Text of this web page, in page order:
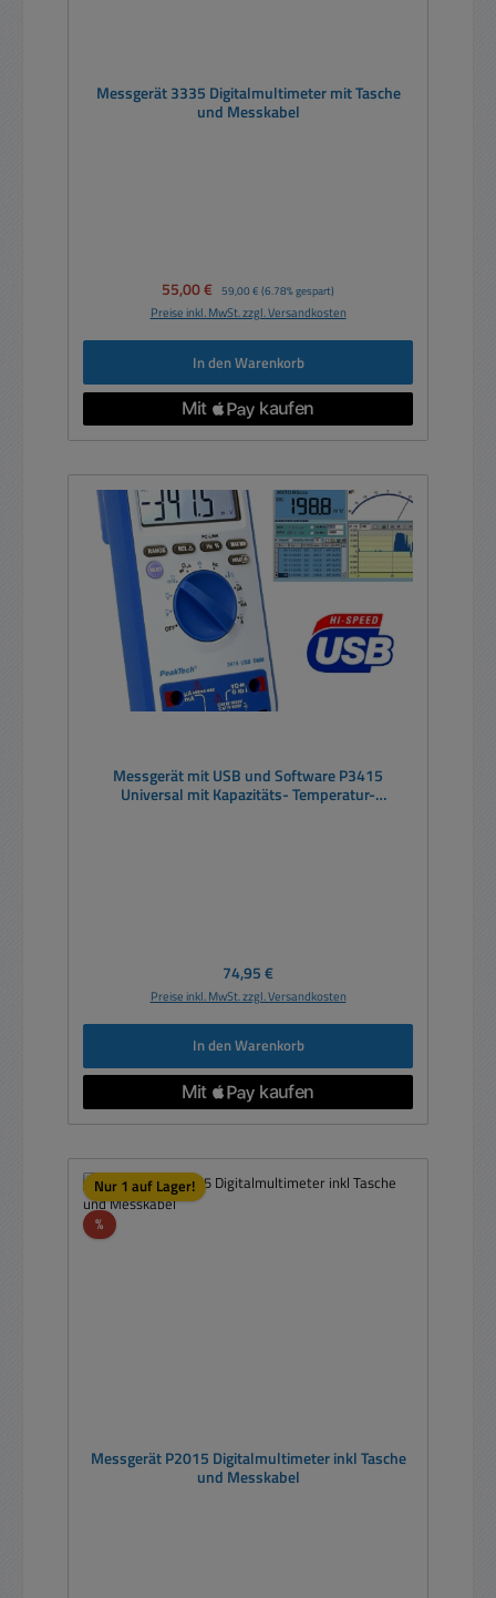
Messgerät 3335 Digitalmultimeter mit Tasche
und Messkabel
Verkaufspreis:
55,00 € Regulärer Preis:
59,00 € (6.78% gespart)
Preise inkl. MwSt. zzgl. Versandkosten
In den Warenkorb
Messgerät mit USB und Software P3415
Universal mit Kapazitäts- Temperatur-
Regulärer Preis:
74,95 €
Preise inkl. MwSt. zzgl. Versandkosten
In den Warenkorb
Nur 1 auf Lager!
%Rabatt
Messgerät P2015 Digitalmultimeter inkl Tasche
und Messkabel